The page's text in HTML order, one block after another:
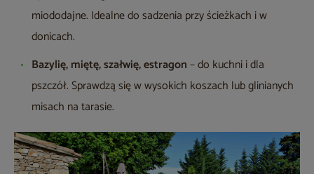
miododajne. Idealne do sadzenia przy ścieżkach i w
donicach.
Bazylię, miętę, szałwię, estragon– do kuchni i dla
pszczół. Sprawdzą się w wysokich koszach lub glinianych
misach na tarasie.